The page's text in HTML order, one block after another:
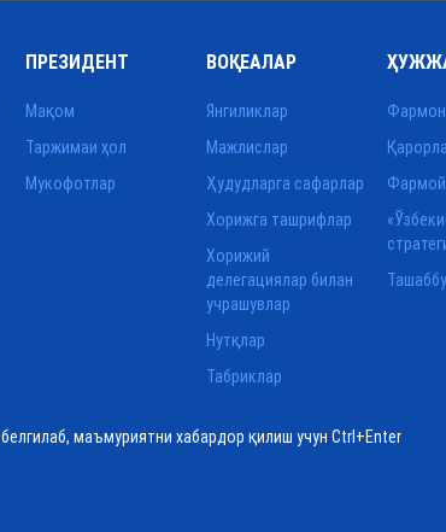
ПРЕЗИДЕНТ
Мақом
Таржимаи ҳол
Мукофотлар
ВОҚЕАЛАР
Янгиликлар
Мажлислар
Ҳудудларга сафарлар
Хорижга ташрифлар
Хорижий
делегациялар билан
учрашувлар
Нутқлар
Табриклар
маъмуриятни хабардор қилиш учун Ctrl+Enter